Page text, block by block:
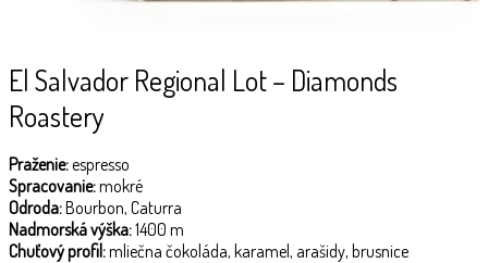
El Salvador Regional Lot – Diamonds
Roastery
Praženie:espresso
Spracovanie:mokré
Odroda:Bourbon, Caturra
Nadmorská výška:1400 m
Chuťový profil:mliečna čokoláda, karamel, arašidy, brusnice